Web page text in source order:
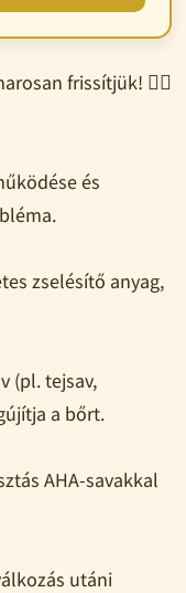
frissítjük! 🧖‍♀️
és
zselésítő anyag,
(pl. tejsav,
a bőrt.
AHA-savakkal
utáni